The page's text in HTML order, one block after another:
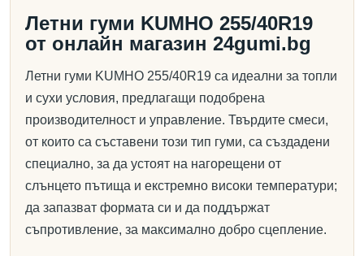
Летни гуми KUMHO 255/40R19
от онлайн магазин 24gumi.bg
Летни гуми KUMHO 255/40R19 са идеални за топли
и сухи условия, предлагащи подобрена
производителност и управление. Твърдите смеси,
от които са съставени този тип гуми, са създадени
специално, за да устоят на нагорещени от
слънцето пътища и екстремно високи температури;
да запазват формата си и да поддържат
съпротивление, за максимално добро сцепление.